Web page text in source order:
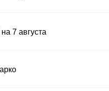
7 августа